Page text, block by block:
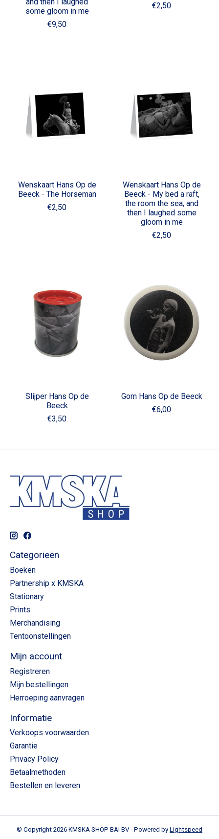
some gloom in me
€9,50
€2,50
Wenskaart Hans Op de
Beeck - The Horseman
€2,50
Wenskaart Hans Op de
Beeck - My bed a raft,
the room the sea, and
then I laughed some
gloom in me
€2,50
Slijper Hans Op de
Beeck
€3,50
Gom Hans Op de Beeck
€6,00
Categorieën
Boeken
Partnership x KMSKA
Stationary
Prints
Merchandising
Tentoonstellingen
Mijn account
Registreren
Mijn bestellingen
Herroeping aanvragen
Informatie
Verkoops voorwaarden
Garantie
Privacy Policy
Betaalmethoden
Bestellen en leveren
© Copyright 2026 KMSKA SHOP BAI BV - Powered by Lightspeed